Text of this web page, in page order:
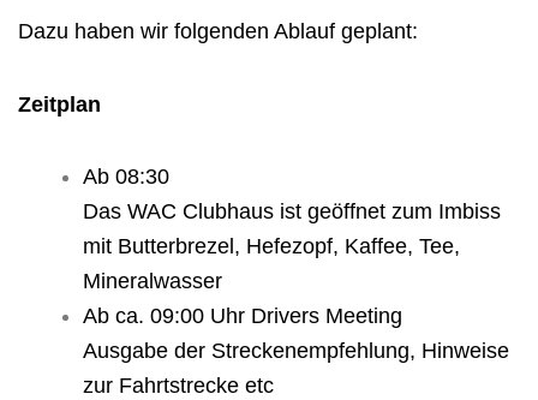
Dazu haben wir folgenden Ablauf geplant:
Zeitplan
Ab 08:30
Das WAC Clubhaus ist geöffnet zum Imbiss
mit Butterbrezel, Hefezopf, Kaffee, Tee,
Mineralwasser
Ab ca. 09:00 Uhr Drivers Meeting
Ausgabe der Streckenempfehlung, Hinweise
zur Fahrtstrecke etc